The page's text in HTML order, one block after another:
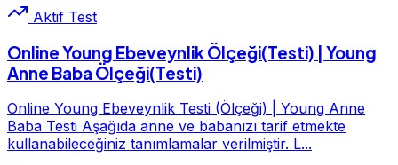
Aktif Test
Online Young Ebeveynlik Ölçeği(Testi) | Young
Anne Baba Ölçeği(Testi)
Online Young Ebeveynlik Testi (Ölçeği) | Young Anne
Baba Testi Aşağıda anne ve babanızı tarif etmekte
kullanabileceğiniz tanımlamalar verilmiştir. L...